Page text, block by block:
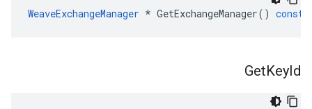
WeaveExchangeManager * GetExchangeManager() const
GetKeyId